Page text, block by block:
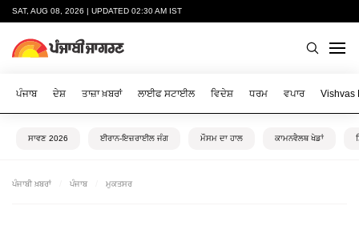
SAT, AUG 08, 2026 | UPDATED 02:30 AM IST
ਪੰਜਾਬ ਦੇਸ਼ ਤਾਜ਼ਾ ਖ਼ਬਰਾਂ ਲਾਈਫ ਸਟਾਈਲ ਵਿਦੇਸ਼ ਧਰਮ ਵਪਾਰ Vishvas
ਸਾਵਣ 2026 ਈਰਾਨ-ਇਜ਼ਰਾਈਲ ਜੰਗ ਮੌਸਮ ਦਾ ਹਾਲ ਕਾਮਨਵੈਲਥ ਖੇਡਾਂ
ਪੰਜਾਬੀ ਖ਼ਬਰਾਂ ਪੰਜਾਬ ਮੁਕਤਸਰ